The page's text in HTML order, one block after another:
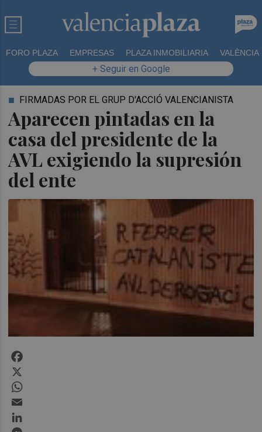
FORO PLAZA EMPRESAS PLAZA INMOBILIARIA VALÈNCIA
+ Seguir en Google
Aparecen pintadas en la
casa del presidente de la
AVL exigiendo la supresión
del ente
FIRMADAS POR EL GRUP D'ACCIÓ VALENCIANISTA